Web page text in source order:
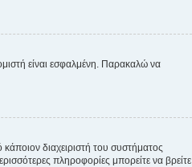
είναι εσφαλμένη. Παρακαλώ να
διαχειριστή του συστήματος
πληροφορίες μπορείτε να βρείτε